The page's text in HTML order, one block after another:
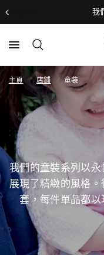
我
主頁 / 店鋪 / 童裝
我們的童裝系列以
展現了精緻的風格
套，每件單品都以